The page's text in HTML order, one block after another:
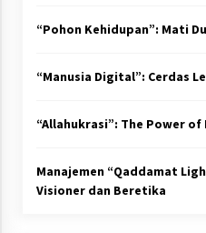
“Pohon Kehidupan”: Mati
“Manusia Digital”: Cerdas
“Allahukrasi”: The Power
Manajemen “Qaddamat
Visioner dan Beretika